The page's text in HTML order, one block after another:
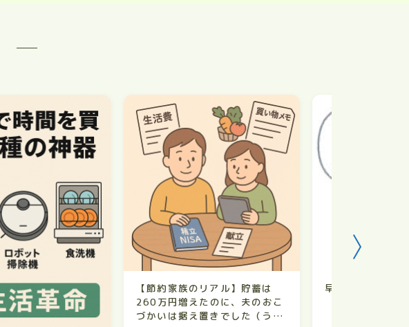
【節約家族のリアル】貯蓄は
260万円増えたのに、夫のおこ
づかいは据え置きでした（うち
早期リタイア